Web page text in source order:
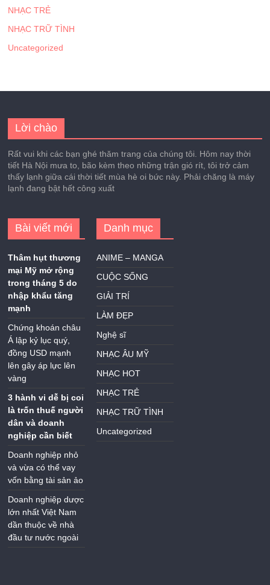
NHẠC TRẺ
NHẠC TRỮ TÌNH
Uncategorized
Lời chào
Rất vui khi các bạn ghé thăm trang của chúng tôi. Hôm nay thời
tiết Hà Nội mưa to, bão kèm theo những trận gió rít, tôi trở cảm
thấy lạnh giữa cái thời tiết mùa hè oi bức này. Phải chăng là máy
lạnh đang bật hết công xuất
Bài viết mới
Thâm hụt thương
mại Mỹ mở rộng
trong tháng 5 do
nhập khẩu tăng
mạnh
Chứng khoán châu
Á lập kỷ lục quý,
đồng USD mạnh
lên gây áp lực lên
vàng
3 hành vi dễ bị coi
là trốn thuế người
dân và doanh
nghiệp cần biết
Doanh nghiệp nhỏ
và vừa có thể vay
vốn bằng tài sản ảo
Doanh nghiệp dược
lớn nhất Việt Nam
dần thuộc về nhà
đầu tư nước ngoài
Danh mục
ANIME – MANGA
CUỘC SỐNG
GIẢI TRÍ
LÀM ĐẸP
Nghệ sĩ
NHẠC ÂU MỸ
NHẠC HOT
NHẠC TRẺ
NHẠC TRỮ TÌNH
Uncategorized